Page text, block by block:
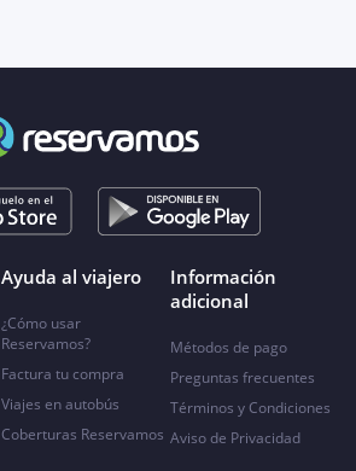
Ayuda al viajero
¿Cómo usar
Reservamos?
Factura tu compra
Viajes en autobús
Coberturas Reservamos
Información
adicional
Métodos de pago
Preguntas frecuentes
Términos y Condiciones
Aviso de Privacidad